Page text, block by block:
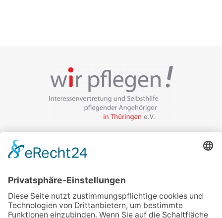
Veranstalter:
wir pflegen in Thüringen e.V.
99085 Erfurt
Email schreiben